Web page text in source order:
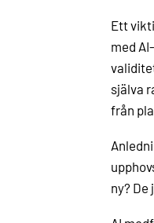
Ett
med
själva
från
ny?